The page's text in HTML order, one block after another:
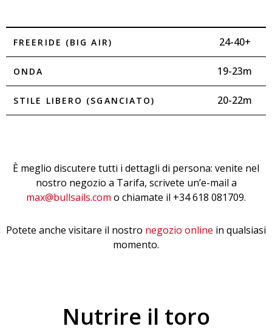
FREERIDE (BIG AIR) 24-40+
ONDA 19-23m
STILE LIBERO (SGANCIATO) 20-22m
È meglio discutere tutti i dettagli di persona: venite nel
nostro negozio a Tarifa, scrivete un’e-mail a
max@bullsails.com o chiamate il +34 618 081709.
Potete anche visitare il nostro negozio online in qualsiasi
momento.
Nutrire il toro